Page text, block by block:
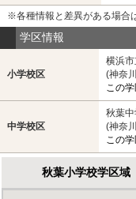
※各種情報と差異がある場合
学区情報
小学校区
横浜
(神奈
この
中学校区
秋葉
(神奈
この
秋葉小学校学区域